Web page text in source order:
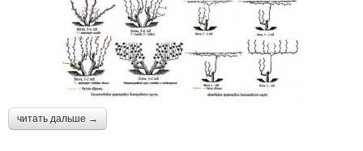
читать дальше →